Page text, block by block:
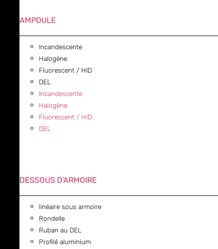
AMPOULE
Incandescente
Halogène
Fluorescent / HID
DEL
Incandescente
Halogène
Fluorescent / HID
DEL
DESSOUS D'ARMOIRE
linéaire sous armoire
Rondelle
Ruban au DEL
Profilé aluminium